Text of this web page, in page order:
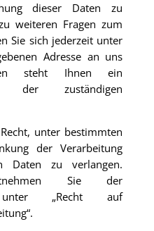
dieser Daten zu
weiteren Fragen zum
Sie sich jederzeit unter
Adresse an uns
steht Ihnen ein
der zuständigen
unter bestimmten
der Verarbeitung
Daten zu verlangen.
Sie der
unter „Recht auf